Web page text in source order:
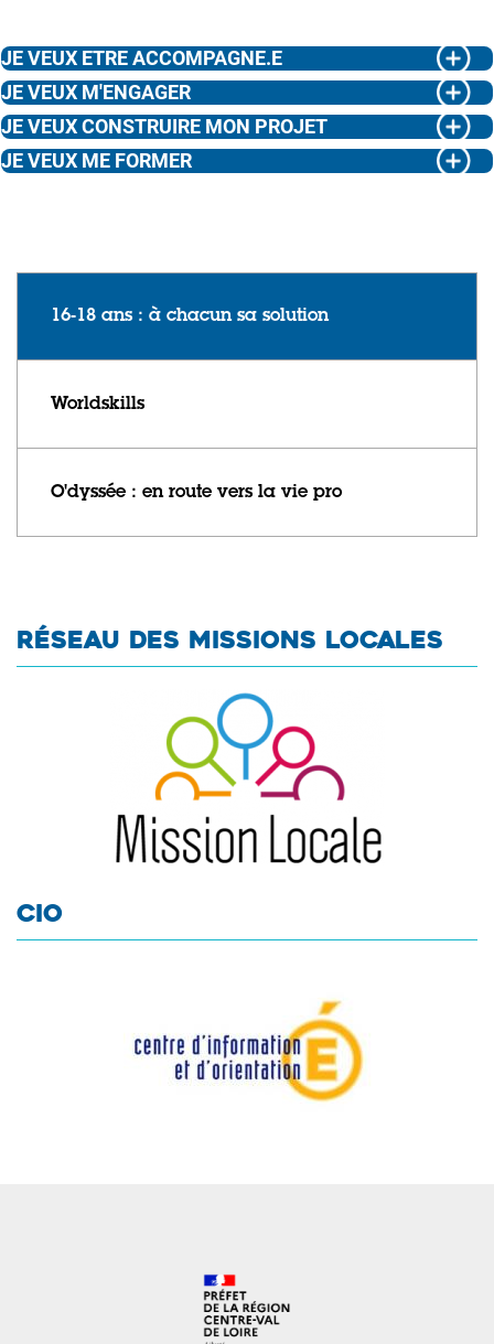
JE VEUX ETRE ACCOMPAGNE.E
JE VEUX M'ENGAGER
JE VEUX CONSTRUIRE MON PROJET
JE VEUX ME FORMER
16-18 ans : à chacun sa solution
Worldskills
O'dyssée : en route vers la vie pro
RÉSEAU DES MISSIONS LOCALES
CIO